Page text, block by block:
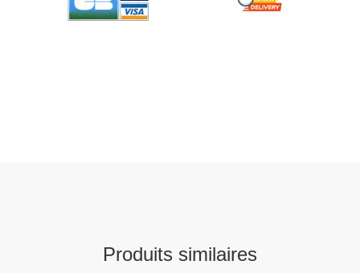
Produits similaires